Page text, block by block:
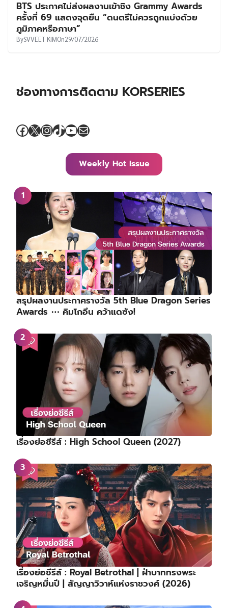
BTS ประกาศไม่ส่งผลงานเข้าชิง Grammy Awards
ครั้งที่ 69 แสดงจุดยืน “ดนตรีไม่ควรถูกแบ่งด้วย
ภูมิภาคหรือภาษา”
BySVVEET KIMOn29/07/2026
ช่องทางการติดตาม KORSERIES
Facebook
X Instagram
TikTok
YouTube
Mail
Weekly Hot Issue
สรุปผลงานประกาศรางวัล 5th Blue Dragon Series
Awards ⋯ คิมโกอึน คว้าแดซัง!
เรื่องย่อซีรีส์ : High School Queen (2027)
เรื่องย่อซีรีส์ : Royal Betrothal | ฝ่าบาททรงพระ
เจริญหมื่นปี | สัญญาวิวาห์แห่งราชวงศ์ (2026)